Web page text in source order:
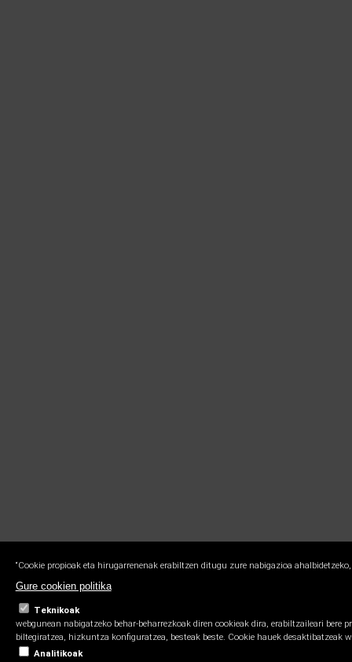
“Cookie propioak eta hirugarrenenak erabiltzen ditugu zure nabigazioa
Gure cookien politika
Teknikoak
webgunean nabigatzeko behar-beharrezkoak diren cookieak dira, erabiltzaileari
biltegiratzea, hizkuntza konfiguratzea, besteak beste. Cookie hauek
Analitikoak